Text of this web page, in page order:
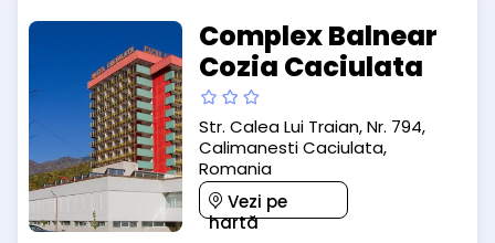
Complex Balnear
Cozia Caciulata
Str. Calea Lui Traian, Nr. 794,
Calimanesti Caciulata,
Romania
Vezi pe
hartă